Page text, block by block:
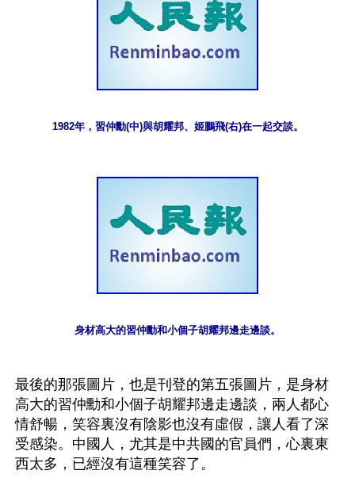
1982年，習仲勳(中)與胡耀邦、姬鵬飛(右)在一起交談。
身材高大的習仲勳和小個子胡耀邦邊走邊談。
最後的那張圖片，也是刊登的第五張圖片，是身材
高大的習仲勳和小個子胡耀邦邊走邊談，兩人都心
情舒暢，笑容裏沒有陰影也沒有虛假，讓人看了深
受感染。中國人，尤其是中共國的官員們，心裏東
西太多，已經沒有這種笑容了。